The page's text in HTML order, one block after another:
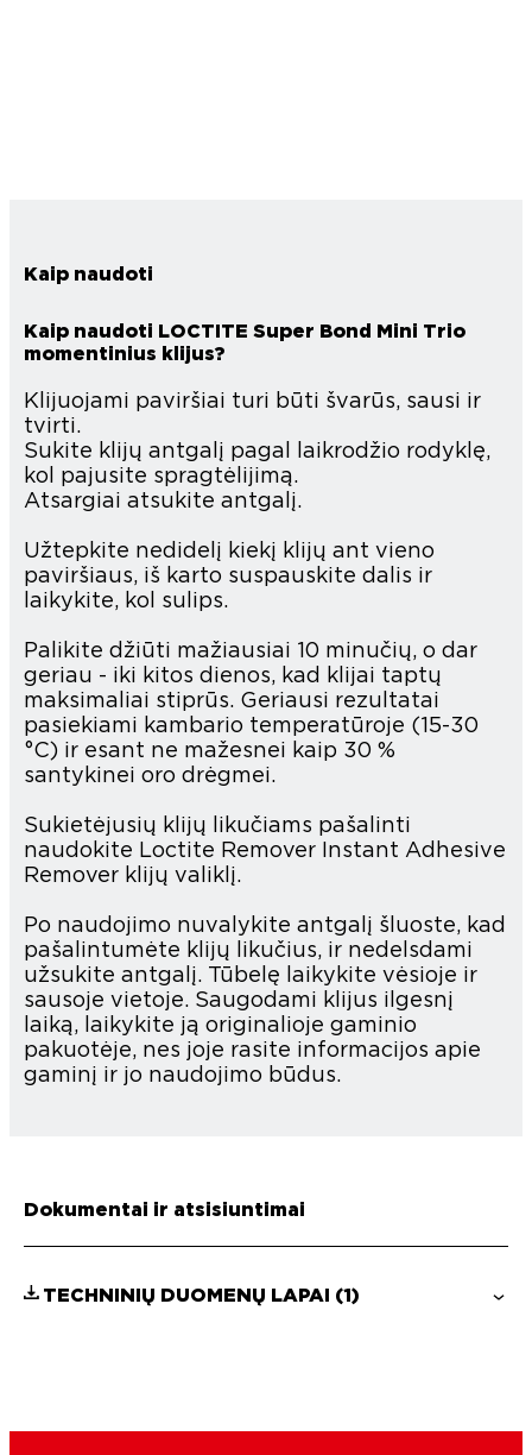
Kaip naudoti
Kaip naudoti LOCTITE Super Bond Mini Trio
momentinius klijus?
Klijuojami paviršiai turi būti švarūs, sausi ir
tvirti.
Sukite klijų antgalį pagal laikrodžio rodyklę,
kol pajusite spragtėlijimą.
Atsargiai atsukite antgalį.
Užtepkite nedidelį kiekį klijų ant vieno
paviršiaus, iš karto suspauskite dalis ir
laikykite, kol sulips.
Palikite džiūti mažiausiai 10 minučių, o dar
geriau - iki kitos dienos, kad klijai taptų
maksimaliai stiprūs. Geriausi rezultatai
pasiekiami kambario temperatūroje (15-30
°C) ir esant ne mažesnei kaip 30 %
santykinei oro drėgmei.
Sukietėjusių klijų likučiams pašalinti
naudokite Loctite Remover Instant Adhesive
Remover klijų valiklį.
Po naudojimo nuvalykite antgalį šluoste, kad
pašalintumėte klijų likučius, ir nedelsdami
užsukite antgalį. Tūbelę laikykite vėsioje ir
sausoje vietoje. Saugodami klijus ilgesnį
laiką, laikykite ją originalioje gaminio
pakuotėje, nes joje rasite informacijos apie
gaminį ir jo naudojimo būdus.
Dokumentai ir atsisiuntimai
TECHNINIŲ DUOMENŲ LAPAI (1)